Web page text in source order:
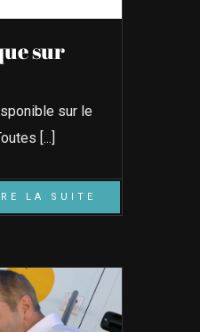
sur
sur le
[...]
LA SUITE